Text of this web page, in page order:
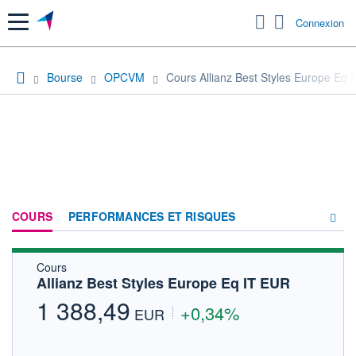
Menu Connexion
Bourse OPCVM Cours Allianz Best Styles Europe Eq
COURS PERFORMANCES ET RISQUES
FORUM
Cours
Allianz Best Styles Europe Eq IT EUR
1 388,49 EUR +0,34%